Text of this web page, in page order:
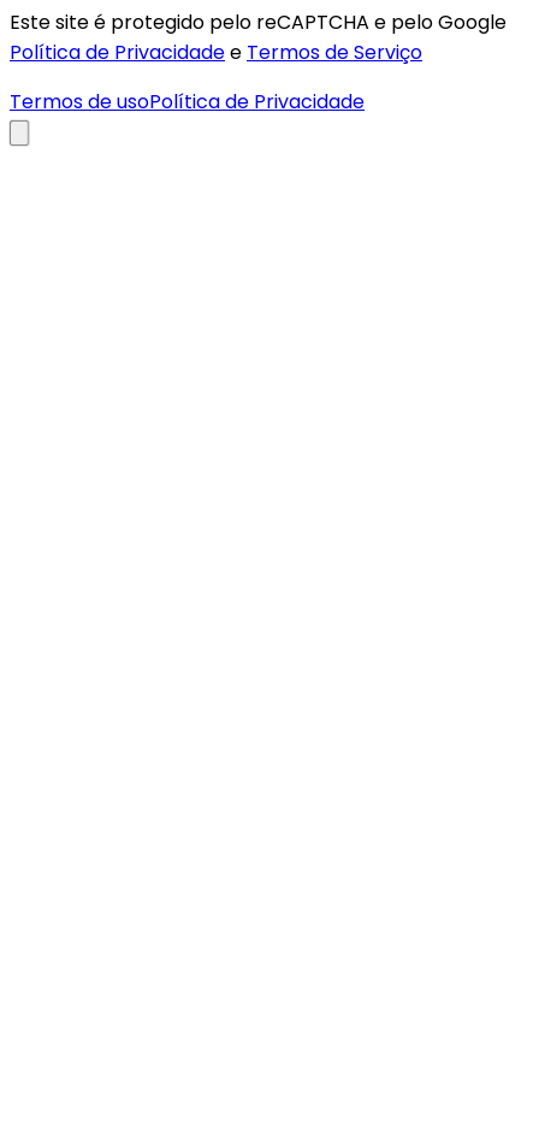
Este site é protegido pelo reCAPTCHA e pelo Google
Política de Privacidadee Termos de Serviço
Termos de usoPolítica de Privacidade